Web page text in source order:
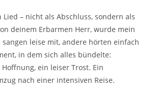
Lied – nicht als Abschluss, sondern als
deinem Erbarmen Herr, wurde mein
sangen leise mit, andere hörten einfach
in dem sich alles bündelte:
ein leiser Trost. Ein
nach einer intensiven Reise.